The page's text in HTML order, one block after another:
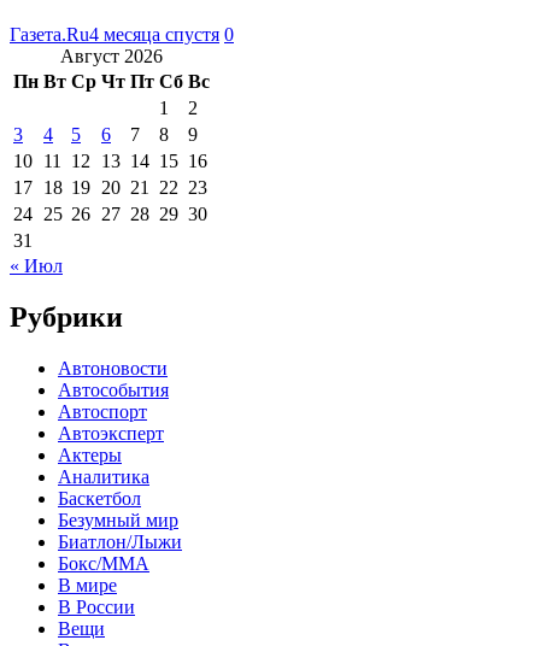
Газета.Ru4 месяца спустя 0
Август 2026
Пн Вт Ср Чт Пт Сб Вс
1
2
3
4 5 6 7 8
9
10 11 12 13 14 15 16
17 18 19 20 21 22 23
24 25 26 27 28 29 30
31
« Июл
Рубрики
Автоновости
Автособытия
Автоспорт
Автоэксперт
Актеры
Аналитика
Баскетбол
Безумный мир
Биатлон/Лыжи
Бокс/MMA
В мире
В России
Вещи